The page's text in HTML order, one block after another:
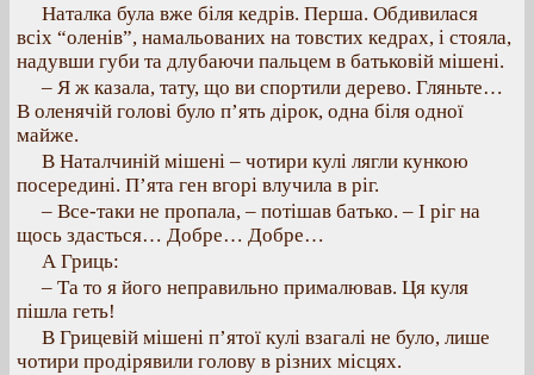
Наталка була вже біля кедрів. Перша. Обдивилася
всіх “оленів”, намальованих на товстих кедрах, і стояла,
надувши губи та длубаючи пальцем в батьковій мішені.
– Я ж казала, тату, що ви спортили дерево. Гляньте…
В оленячій голові було п’ять дірок, одна біля одної
майже.
В Наталчиній мішені – чотири кулі лягли кункою
посередині. П’ята ген вгорі влучила в ріг.
– Все-таки не пропала, – потішав батько. – І ріг на
щось здасться… Добре… Добре…
А Гриць:
– Та то я його неправильно прималював. Ця куля
пішла геть!
В Грицевій мішені п’ятої кулі взагалі не було, лише
чотири продірявили голову в різних місцях.